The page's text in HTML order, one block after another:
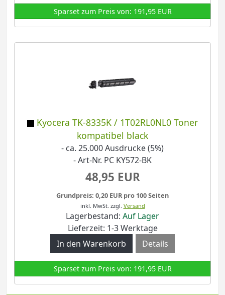
Sparset zum Preis von: 191,95 EUR
Kyocera TK-8335K / 1T02RL0NL0 Toner
kompatibel black
- ca. 25.000 Ausdrucke (5%)
- Art-Nr. PC KY572-BK
48,95 EUR
Grundpreis: 0,20 EUR pro 100 Seiten
inkl. MwSt. zzgl. Versand
Lagerbestand: Auf Lager
Lieferzeit: 1-3 Werktage
Details
Sparset zum Preis von: 191,95 EUR